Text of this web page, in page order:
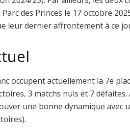
des Princes le 17 octobre
leur dernier affrontement à ce
occupent actuellement la 7e
3 matchs nuls et 7
une bonne dynamique avec